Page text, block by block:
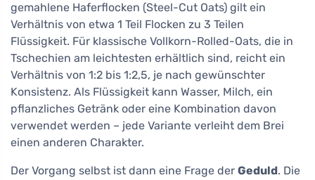
gemahlene Haferflocken (Steel-Cut Oats) gilt ein
Verhältnis von etwa 1 Teil Flocken zu 3 Teilen
Flüssigkeit. Für klassische Vollkorn-Rolled-Oats, die in
Tschechien am leichtesten erhältlich sind, reicht ein
Verhältnis von 1:2 bis 1:2,5, je nach gewünschter
Konsistenz. Als Flüssigkeit kann Wasser, Milch, ein
pflanzliches Getränk oder eine Kombination davon
verwendet werden – jede Variante verleiht dem Brei
einen anderen Charakter.
Der Vorgang selbst ist dann eine Frage der Geduld. Die